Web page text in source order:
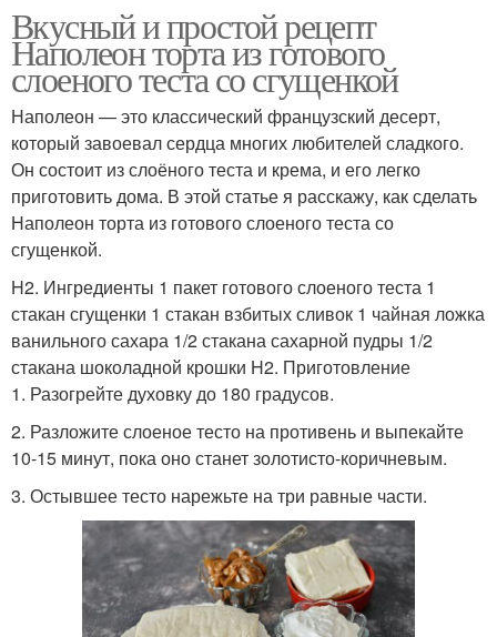
Вкусный и простой рецепт
Наполеон торта из готового
слоеного теста со сгущенкой
Наполеон — это классический французский десерт,
который завоевал сердца многих любителей сладкого.
Он состоит из слоёного теста и крема, и его легко
приготовить дома. В этой статье я расскажу, как сделать
Наполеон торта из готового слоеного теста со
сгущенкой.
H2. Ингредиенты 1 пакет готового слоеного теста 1
стакан сгущенки 1 стакан взбитых сливок 1 чайная ложка
ванильного сахара 1/2 стакана сахарной пудры 1/2
стакана шоколадной крошки H2. Приготовление
1. Разогрейте духовку до 180 градусов.
2. Разложите слоеное тесто на противень и выпекайте
10-15 минут, пока оно станет золотисто-коричневым.
3. Остывшее тесто нарежьте на три равные части.